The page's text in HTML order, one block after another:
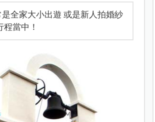
全家大小出遊 或是新人拍婚紗
當中！